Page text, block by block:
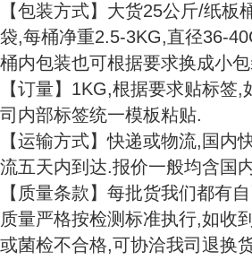
【包装方式】大货25公斤/纸板
袋,每桶净重2.5-3KG,直径36-
桶内包装也可根据要求换成小
【订量】1KG,根据要求贴标签
司内部标签统一模板粘贴.
【运输方式】快递或物流,国内
流五天内到达.报价一般均含国
【质量条款】每批货我们都有
质量严格按检测标准执行,如收
或菌检不合格,可协洽我司退换